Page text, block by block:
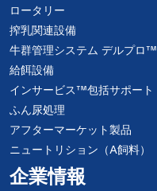
ロータリー
搾乳関連設備
牛群管理システム デルプロ™
給餌設備
インサービス™包括サポート
ふん尿処理
アフターマーケット製品
ニュートリション（A飼料）
企業情報